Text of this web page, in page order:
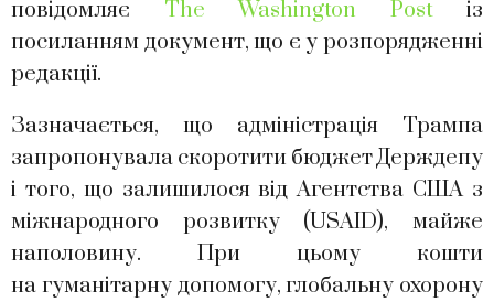
повідомляє The Washington Postіз
посиланням документ, що є у розпорядженні
редакції.
Зазначається, що адміністрація Трампа
запропонувала скоротити бюджет Держдепу
і того, що залишилося від Агентства США з
міжнародного розвитку (USAID), майже
наполовину. При цьому кошти
на гуманітарну допомогу, глобальну охорону